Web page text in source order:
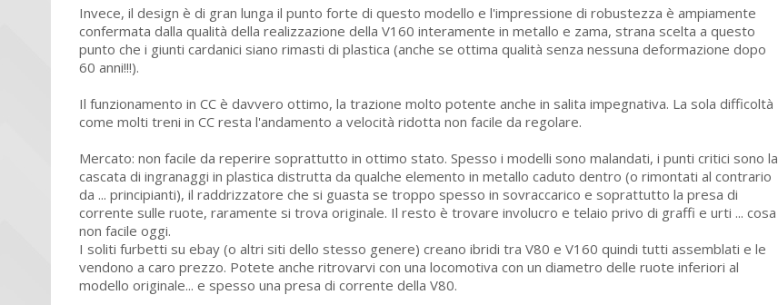
Invece, il design è di gran lunga il punto forte di questo modello e l'impressione di robustezza è ampiamente
confermata dalla qualità della realizzazione della V160 interamente in metallo e zama, strana scelta a questo
punto che i giunti cardanici siano rimasti di plastica (anche se ottima qualità senza nessuna deformazione dopo
60 anni!!!).
Il funzionamento in CC è davvero ottimo, la trazione molto potente anche in salita impegnativa. La sola difficoltà
come molti treni in CC resta l'andamento a velocità ridotta non facile da regolare.
Mercato: non facile da reperire soprattutto in ottimo stato. Spesso i modelli sono malandati, i punti critici sono la
cascata di ingranaggi in plastica distrutta da qualche elemento in metallo caduto dentro (o rimontati al contrario
da ... principianti), il raddrizzatore che si guasta se troppo spesso in sovraccarico e soprattutto la presa di
corrente sulle ruote, raramente si trova originale. Il resto è trovare involucro e telaio privo di graffi e urti ... cosa
non facile oggi.
I soliti furbetti su ebay (o altri siti dello stesso genere) creano ibridi tra V80 e V160 quindi tutti assemblati e le
vendono a caro prezzo. Potete anche ritrovarvi con una locomotiva con un diametro delle ruote inferiori al
modello originale... e spesso una presa di corrente della V80.